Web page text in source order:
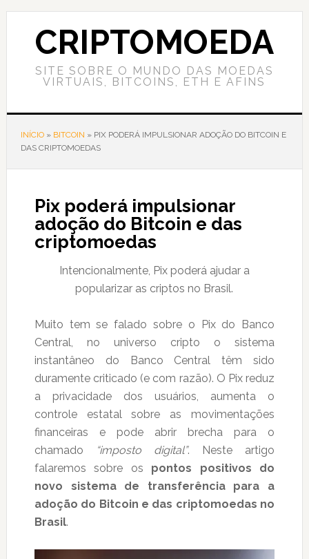
Skip
content
Skip
primary
Skip
CRIPTOMOEDA
SITE SOBRE O MUNDO DAS MOEDAS
VIRTUAIS, BITCOINS, ETH E AFINS
INÍCIO» BITCOIN » PIX PODERÁ IMPULSIONAR ADOÇÃO DO BITCOIN E
DAS CRIPTOMOEDAS
Pix poderá impulsionar
adoção do Bitcoin e das
criptomoedas
Intencionalmente, Pix poderá ajudar a
popularizar as criptos no Brasil.
Muito tem se falado sobre o Pix do Banco
Central, no universo cripto o sistema
instantâneo do Banco Central têm sido
duramente criticado (e com razão). O Pix reduz
a privacidade dos usuários, aumenta o
controle estatal sobre as movimentações
financeiras e pode abrir brecha para o
chamado
“imposto digital”. Neste artigo
falaremos sobre os pontos positivos do
novo sistema de transferência para a
adoção do Bitcoin e das criptomoedas no
Brasil.